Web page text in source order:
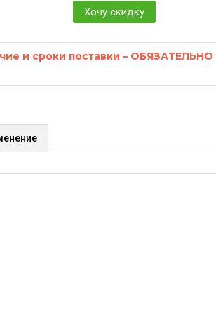
Хочу скидку
и сроки поставки – ОБЯЗАТЕЛЬНО